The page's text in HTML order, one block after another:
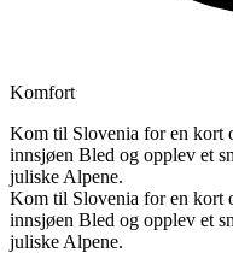
Komfort
Kom til Slovenia for en kort
innsjøen Bled og opplev et
juliske Alpene.
Kom til Slovenia for en kort
innsjøen Bled og opplev et
juliske Alpene.